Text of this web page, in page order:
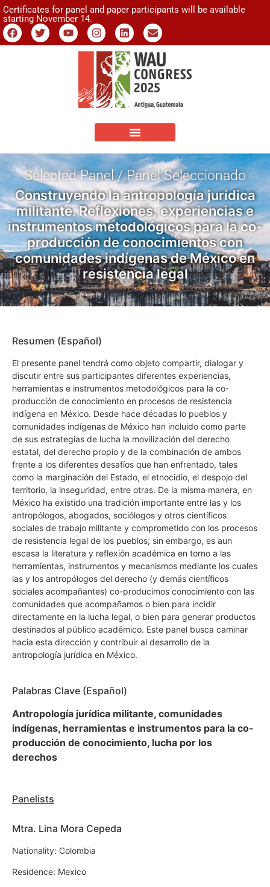
Certificates for panel and paper participants will be available
starting November 14.
Selected Panel / Panel Seleccionado
Construyendo la antropología jurídica
militante. Reflexiones, experiencias e
instrumentos metodológicos para la co-
producción de conocimientos con
comunidades indígenas de México en
resistencia legal
Resumen (Español)
El presente panel tendrá como objeto compartir, dialogar y
discutir entre sus participantes diferentes experiencias,
herramientas e instrumentos metodológicos para la co-
producción de conocimiento en procesos de resistencia
indígena en México. Desde hace décadas lo pueblos y
comunidades indígenas de México han incluido como parte
de sus estrategias de lucha la movilización del derecho
estatal, del derecho propio y de la combinación de ambos
frente a los diferentes desafíos que han enfrentado, tales
como la marginación del Estado, el etnocidio, el despojo del
territorio, la inseguridad, entre otras. De la misma manera, en
México ha existido una tradición importante entre las y los
antropólogos, abogados, sociólogos y otros científicos
sociales de trabajo militante y comprometido con los procesos
de resistencia legal de los pueblos; sin embargo, es aun
escasa la literatura y reflexión académica en torno a las
herramientas, instrumentos y mecanismos mediante los cuales
las y los antropólogos del derecho (y demás científicos
sociales acompañantes) co-producimos conocimiento con las
comunidades que acompañamos o bien para incidir
directamente en la lucha legal, o bien para generar productos
destinados al público académico. Este panel busca caminar
hacia esta dirección y contribuir al desarrollo de la
antropología jurídica en México.
Palabras Clave (Español)
Antropología jurídica militante, comunidades
indígenas, herramientas e instrumentos para la co-
producción de conocimiento, lucha por los
derechos
Panelists
Mtra. Lina Mora Cepeda
Nationality: Colombia
Residence: Mexico